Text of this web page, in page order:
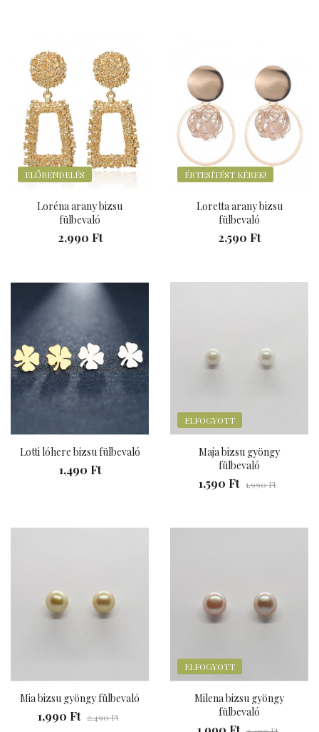
ELŐRENDELÉS
Loréna arany bizsu
fülbevaló
2,990 Ft
ÉRTESÍTÉST KÉREK!
Loretta arany bizsu
fülbevaló
2,590 Ft
Lotti lóhere bizsu fülbevaló
1,490 Ft
ELFOGYOTT
Maja bizsu gyöngy
fülbevaló
1,590 Ft 1,990 Ft
Mia bizsu gyöngy fülbevaló
1,990 Ft 2,490 Ft
ELFOGYOTT
Milena bizsu gyöngy
fülbevaló